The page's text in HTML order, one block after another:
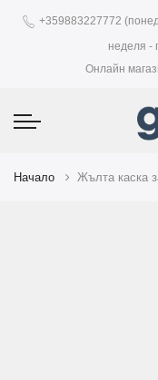
+359883227772
неделя -
Онлайн
Начало Жълта каска